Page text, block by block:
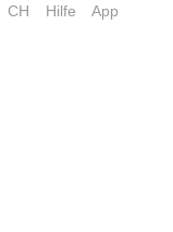
CH Hilfe App